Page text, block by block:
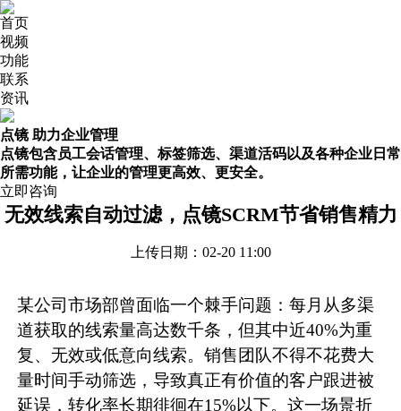
首页
视频
功能
联系
资讯
点镜 助力企业管理
点镜包含员工会话管理、标签筛选、渠道活码以及各种企业日常
所需功能，让企业的管理更高效、更安全。
立即咨询
无效线索自动过滤，点镜SCRM节省销售精力
上传日期：02-20 11:00
某公司市场部曾面临一个棘手问题：每月从多渠
道获取的线索量高达数千条，但其中近40%为重
复、无效或低意向线索。销售团队不得不花费大
量时间手动筛选，导致真正有价值的客户跟进被
延误，转化率长期徘徊在15%以下。这一场景折